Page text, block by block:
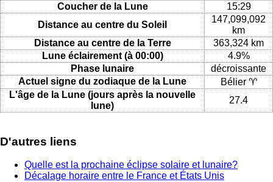
Coucher de la Lune
15:29
Distance au centre du Soleil
147,099,092
km
Distance au centre de la Terre
363,324 km
Lune éclairement (à 00:00)
4.9%
Phase lunaire
décroissante
Actuel signe du zodiaque de la Lune
Bélier ♈
L'âge de la Lune (jours après la nouvelle
lune)
27.4
D'autres liens
Quelle est la prochaine éclipse solaire et lunaire?
Décalage horaire entre le France et États Unis